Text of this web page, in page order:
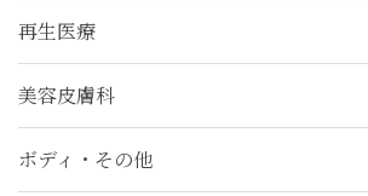
再生医療
美容皮膚科
ボディ・その他